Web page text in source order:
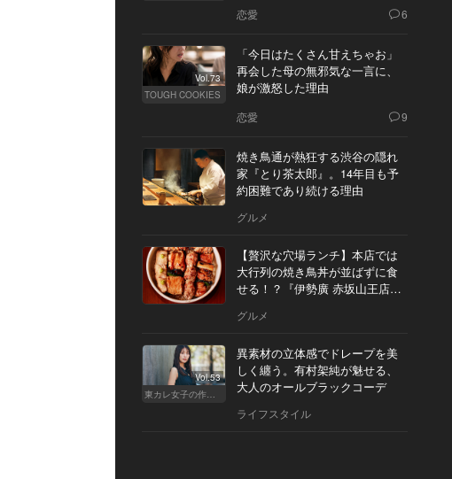
恋愛 6
Vol.73
TOUGH COOKIES
「今日はたくさん甘えちゃお」
再会した母の無邪気な一言に、
娘が激怒した理由
恋愛 9
焼き鳥通が熱狂する渋谷の隠れ
家『とり茶太郎』。14年目も予
約困難であり続ける理由
グルメ
【贅沢な穴場ランチ】本店では
大行列の焼き鳥丼が並ばずに食
せる！？『伊勢廣 赤坂山王店』
グルメ
Vol.53
東カレ女子の作り方
異素材の立体感でドレープを美
しく纏う。有村架純が魅せる、
大人のオールブラックコーデ
ライフスタイル